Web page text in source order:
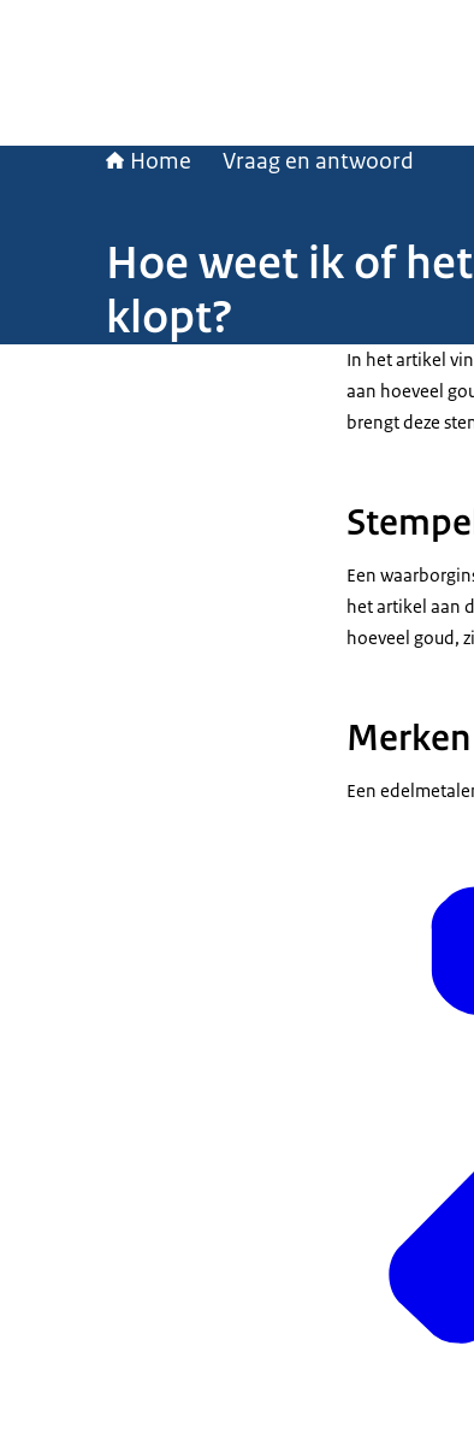
Home Vraag en antwoord
Hoe weet ik of
klopt?
In het artikel
aan hoeveel
brengt deze
Een
het artikel aan
hoeveel goud,
Een